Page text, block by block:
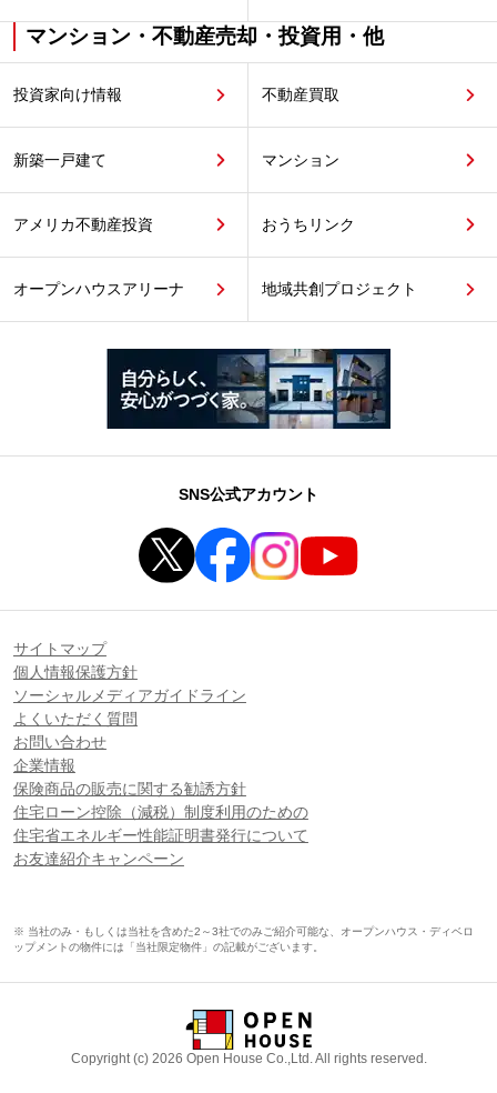
マンション・不動産売却・投資用・他
投資家向け情報 不動産買取
新築一戸建て マンション
アメリカ不動産投資 おうちリンク
オープンハウスアリーナ 地域共創プロジェクト
SNS公式アカウント
サイトマップ
個人情報保護方針
ソーシャルメディアガイドライン
よくいただく質問
お問い合わせ
企業情報
保険商品の販売に関する勧誘方針
住宅ローン控除（減税）制度利用のための
住宅省エネルギー性能証明書発行について
お友達紹介キャンペーン
※ 当社のみ・もしくは当社を含めた2～3社でのみご紹介可能な、オープンハウス・ディベロ
ップメントの物件には「当社限定物件」の記載がございます。
Copyright (c) 2026 Open House Co.,Ltd. All rights reserved.